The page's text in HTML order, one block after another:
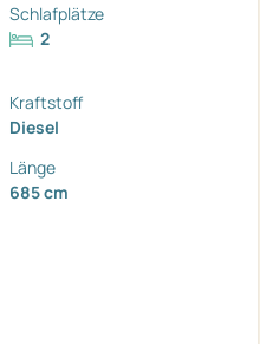
Schlafplätze
2
Kraftstoff
Diesel
Länge
685 cm